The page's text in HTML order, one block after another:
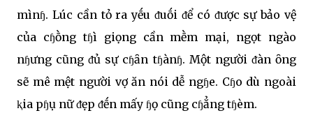
mìnɧ. Lúc cần tỏ ra yḗu ᵭuṓi ᵭể có ᵭược sự bảo vệ
của cɧṑng tɧì giọng cần mḕm mại, ngọt ngào
nɧưng cũng ᵭủ sự cɧȃn tɧànɧ. Một người ᵭàn ȏng
sẽ mê mệt người vợ ăn nói dễ ngɧe. Cɧo dù ngoài
ⱪia pɧụ nữ ᵭẹp ᵭḗn mấy ɧọ cũng cɧẳng tɧèm.